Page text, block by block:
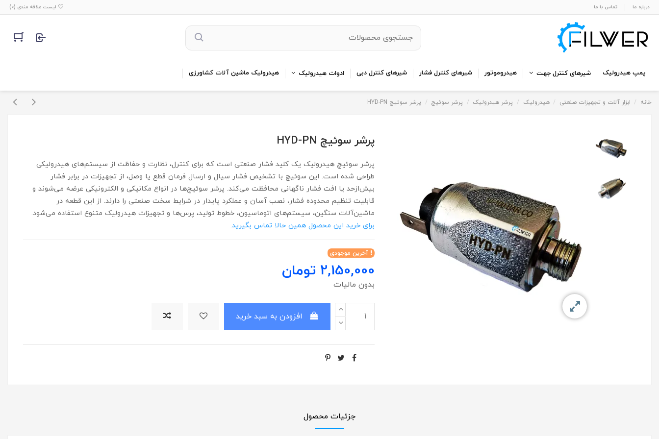
درباره ما تماس با ما لیست علاقه مندی (0
)
پمپ هیدرولیک شیرهای کنترل جهت هیدروموتور شیرهای کنترل فشار شیرهای کنترل دبی ادوات هیدرولیک هیدرولیک ماشین آلات کشاورزی
خانه ابزار آلات و تجهیزات صنعتی هیدرولیک پرشر هیدرولیک پرشر سوئیچ پرشر سوئیچ HYD-PN
پرشر سوئیچ HYD-PN
پرشر سوئیچ هیدرولیک یک کلید فشار صنعتی است که برای کنترل، نظارت و حفاظت از سیستم‌های هیدرولیکی
طراحی شده است. این سوئیچ با تشخیص فشار سیال و ارسال فرمان قطع یا وصل، از تجهیزات در برابر فشار
بیش‌ازحد یا افت فشار ناگهانی محافظت می‌کند. پرشر سوئیچ‌ها در انواع مکانیکی و الکترونیکی عرضه می‌شوند و
قابلیت تنظیم محدوده فشار، نصب آسان و عملکرد پایدار در شرایط سخت صنعتی را دارند. از این قطعه در
ماشین‌آلات سنگین، سیستم‌های اتوماسیون، خطوط تولید، پرس‌ها و تجهیزات هیدرولیک متنوع استفاده می‌شود.
برای خرید این محصول همین حالا تماس بگیرید.
آخرین موجودی
2,150,000 تومان
بدون مالیات
افزودن به سبد خرید
جزئیات محصول